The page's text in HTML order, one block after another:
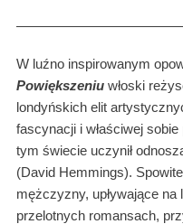
W luźno inspirowanym
Powiększeniu włoski
londyńskich elit
fascynacji i właściwej
tym świecie uczynił
(David Hemmings).
mężczyzny, upływające
przelotnych romansach,